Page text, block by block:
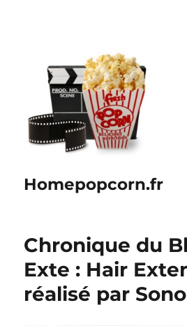
Homepopcorn.fr
Chronique du
Exte : Hair
réalisé par